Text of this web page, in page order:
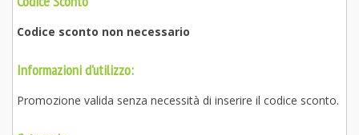
Codice sconto non necessario
Informazioni d'utilizzo:
Promozione valida senza necessità di inserire il codice sconto.